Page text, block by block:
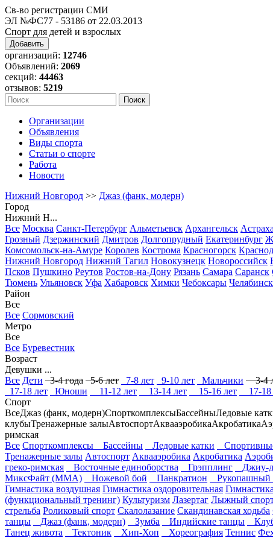
Св-во регистрации СМИ
ЭЛ №ФС77 - 53186 от 22.03.2013
Спорт для детей и взрослых
Добавить
организаций: 12746
Объявлений: 2069
секций: 44463
отзывов: 5219
Организации
Объявления
Виды спорта
Статьи о спорте
Работа
Новости
Нижний Новгород >> Джаз (фанк, модерн)
Город
Нижний Н...
Все Москва Санкт-Петербург Альметьевск Архангельск
Грозный Дзержинский Дмитров Долгопрудный Екатеринбург
Комсомольск-на-Амуре Королев Кострома Красногорск
Нижний Новгород Нижний Тагил Новокузнецк Новороссийск
Псков Пушкино Реутов Ростов-на-Дону Рязань Самара Саранск
Тюмень Ульяновск Уфа Хабаровск Химки Чебоксары Челябинск
Район
Все
Все Сормовский
Метро
Все
Все Буревестник
Возраст
Девушки ...
Все Дети 3-4 года 5-6 лет 7-8 лет 9-10 лет Мальчики 3-4
17-18 лет
Юноши 11-12 лет 13-14 лет 15-16 лет 17-18
Спорт
ВсеДжаз (фанк, модерн)СпорткомплексыБассейныЛедовые
клубыТренажерные залыАвтоспортАквааэробикаАкробатика
римская
Все Спорткомплексы Бассейны Ледовые катки
Тренажерные залы Автоспорт Аквааэробика Акробатика
греко-римская
Восточные единоборства Грэпплинг Джиу-
МиксФайт (ММА)
Ножевой бой Панкратион Рукопашный
Гимнастика воздушная Гимнастика оздоровительная
(функциональный тренинг) Культуризм Лазертаг Лыжный
стрельба Роликовый спорт Скалолазание Скандинавская ходьба
танцы
Джаз (фанк, модерн) Зумба Индийские танцы
Танец живота
Тектоник Хип-Хоп Хореография Теннис